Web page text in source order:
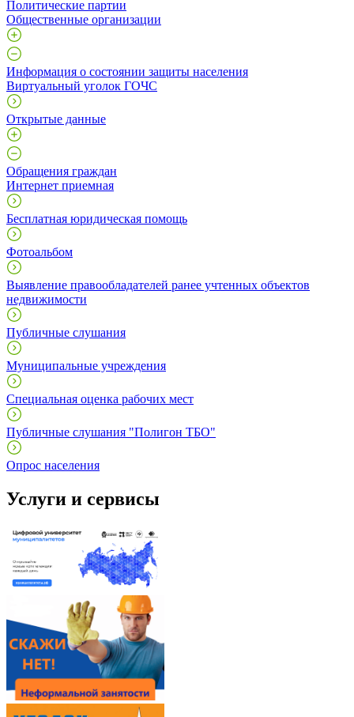
Политические партии
Общественные организации
Информация о состоянии защиты населения
Виртуальный уголок ГОЧС
Открытые данные
Обращения граждан
Интернет приемная
Бесплатная юридическая помощь
Фотоальбом
Выявление правообладателей ранее учтенных объектов
недвижимости
Публичные слушания
Муниципальные учреждения
Специальная оценка рабочих мест
Публичные слушания "Полигон ТБО"
Опрос населения
Услуги и сервисы